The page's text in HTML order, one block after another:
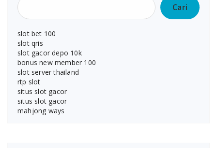
Cari
slot bet 100
slot qris
slot gacor depo 10k
bonus new member 100
slot server thailand
rtp slot
situs slot gacor
situs slot gacor
mahjong ways